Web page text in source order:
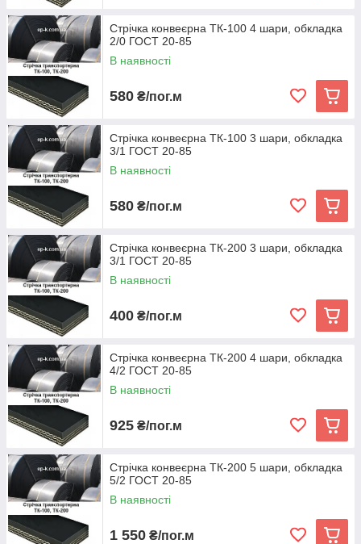
Стрічка конвеєрна ТК-100 4 шари, обкладка
2/0 ГОСТ 20-85
В наявності
580 ₴/пог.м
Стрічка конвеєрна ТК-100 3 шари, обкладка
3/1 ГОСТ 20-85
В наявності
580 ₴/пог.м
Стрічка конвеєрна ТК-200 3 шари, обкладка
3/1 ГОСТ 20-85
В наявності
400 ₴/пог.м
Стрічка конвеєрна ТК-200 4 шари, обкладка
4/2 ГОСТ 20-85
В наявності
925 ₴/пог.м
Стрічка конвеєрна ТК-200 5 шари, обкладка
5/2 ГОСТ 20-85
В наявності
1 550 ₴/пог.м